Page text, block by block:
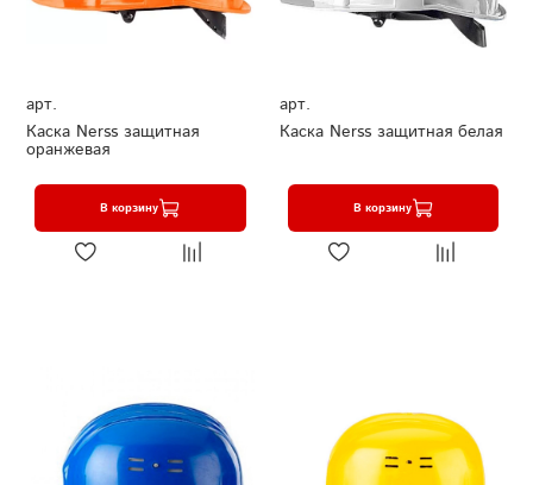
арт.
Каска Nerss защитная
оранжевая
В корзину
арт.
Каска Nerss защитная белая
В корзину